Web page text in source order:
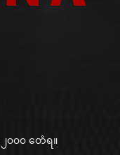
၀၀၀ တေံရ။